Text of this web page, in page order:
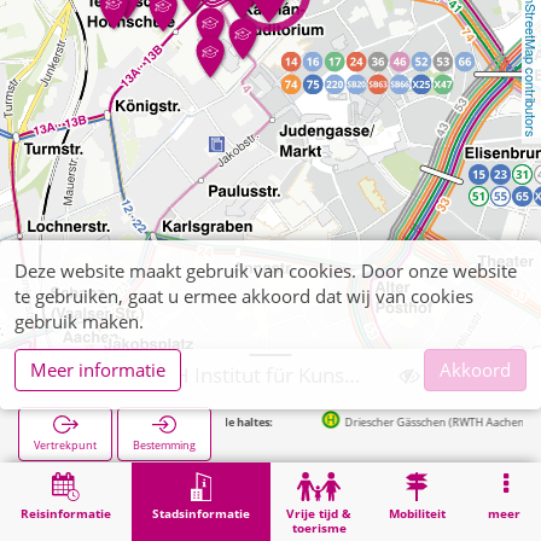
OpenStreetMap contributors
Reisinformatie Stadsinformatie
Vrije tijd &
toerisme
Mobiliteit meer
Vertrekpunt Bestemming
Volgende haltes: Driescher Gässchen (RWTH Aachen) in 127m
Stadsinformatie
Hogeschoolinstellingen
Aachen, RWTH Institut für Kunststoffverarbeitung
Deze website maakt gebruik van cookies. Door onze website
te gebruiken, gaat u ermee akkoord dat wij van cookies
gebruik maken.
Meer informatie
Akkoord